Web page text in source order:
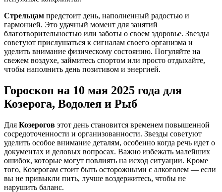
Стрельцам предстоит день, наполненный радостью и
гармонией. Это удачный момент для занятий
благотворительностью или заботы о своем здоровье. Звезды
советуют прислушаться к сигналам своего организма и
уделить внимание физическому состоянию. Погуляйте на
свежем воздухе, займитесь спортом или просто отдыхайте,
чтобы наполнить день позитивом и энергией.
Гороскоп на 10 мая 2025 года для
Козерога, Водолея и Рыб
Для Козерогов этот день становится временем повышенной
сосредоточенности и организованности. Звезды советуют
уделить особое внимание деталям, особенно когда речь идет о
документах и деловых вопросах. Важно избежать малейших
ошибок, которые могут повлиять на исход ситуации. Кроме
того, Козерогам стоит быть осторожными с алкоголем — если
вы не привыкли пить, лучше воздержитесь, чтобы не
нарушить баланс.